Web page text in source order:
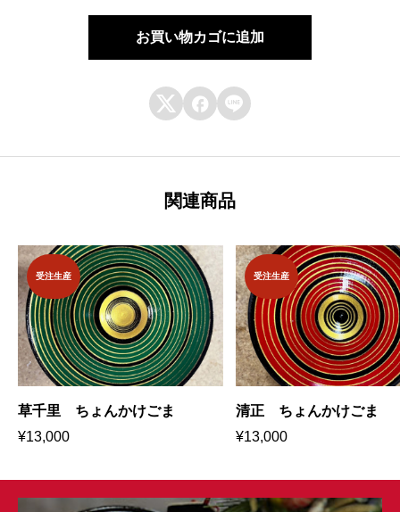
お買い物カゴに追加
  
関連商品
受注生産
草千里 ちょんかけごま
¥13,000
受注生産
清正 ちょんかけごま
¥13,000